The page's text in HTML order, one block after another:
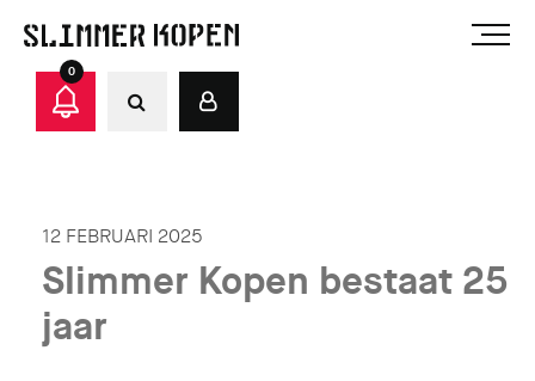
0
12 FEBRUARI 2025
Slimmer Kopen bestaat 25
jaar